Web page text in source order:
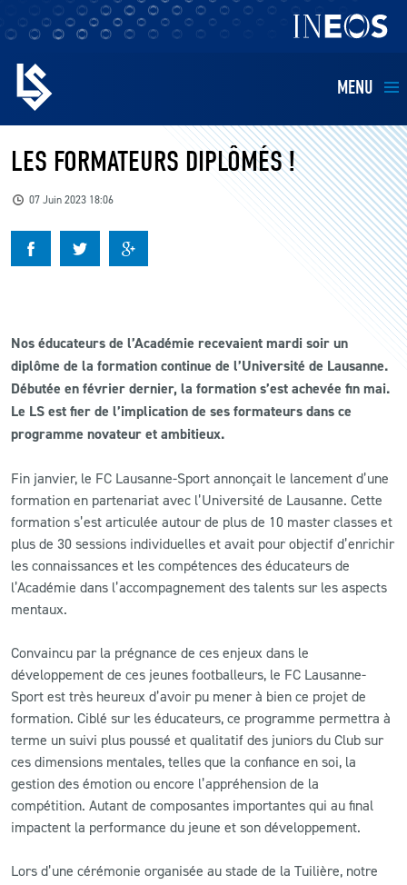
MENU
EQUIPES
BILLETTERIE
FANS
BUSINESS
RESTAURATION
CONTACT
ACTUALITÉS
LS E-SHOP
LS ACADEMY CAMPS
MATCH DES CELEBRITES
PRESSE ET MEDIAS
LES FORMATEURS DIPLÔMÉS !
07 Juin 2023 18:06
Nos éducateurs de l’Académie recevaient mardi soir un
diplôme de la formation continue de l’Université de Lausanne.
Débutée en février dernier, la formation s’est achevée fin mai.
Le LS est fier de l’implication de ses formateurs dans ce
programme novateur et ambitieux.
Fin janvier, le FC Lausanne-Sport annonçait le lancement d’une
formation en partenariat avec l’Université de Lausanne. Cette
formation s’est articulée autour de plus de 10 master classes et
plus de 30 sessions individuelles et avait pour objectif d’enrichir
les connaissances et les compétences des éducateurs de
l’Académie dans l’accompagnement des talents sur les aspects
mentaux.
Convaincu par la prégnance de ces enjeux dans le
développement de ces jeunes footballeurs, le FC Lausanne-
Sport est très heureux d’avoir pu mener à bien ce projet de
formation. Ciblé sur les éducateurs, ce programme permettra à
terme un suivi plus poussé et qualitatif des juniors du Club sur
ces dimensions mentales, telles que la confiance en soi, la
gestion des émotion ou encore l’appréhension de la
compétition. Autant de composantes importantes qui au final
impactent la performance du jeune et son développement.
Lors d’une cérémonie organisée au stade de la Tuilière, notre